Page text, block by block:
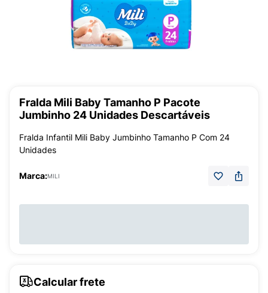
Fralda Mili Baby Tamanho P Pacote
Jumbinho 24 Unidades Descartáveis
Fralda Infantil Mili Baby Jumbinho Tamanho P Com 24
Unidades
Marca:MILI
Calcular frete